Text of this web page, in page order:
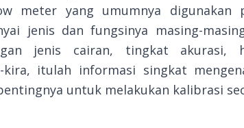
meter yang umumnya digunakan
jenis dan fungsinya masing-
jenis cairan, tingkat akurasi,
kira, itulah informasi singkat
untuk melakukan kalibrasi